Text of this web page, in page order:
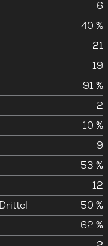
6
40 %
21
19
91 %
2
10 %
9
53 %
12
50 %
62 %